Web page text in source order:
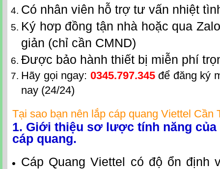
Có nhân viên hỗ trợ tư vấn nhiệt
Ký hơp đồng tận nhà hoặc qua
giản (chỉ cần CMND)
Được bảo hành thiết bị miễn phí
Hãy gọi ngay: 0345.797.345 để đăng ký
nay (24/24)
Tại sao bạn nên lắp cáp quang Viettel Cần
1. Giới thiệu sơ lược tính năng
cáp quang.
Cáp Quang Viettel có độ ổn định